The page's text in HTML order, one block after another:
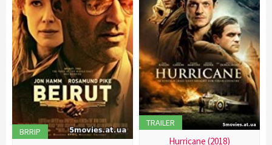
BRRIP
TRAILER
Hurricane (2018)